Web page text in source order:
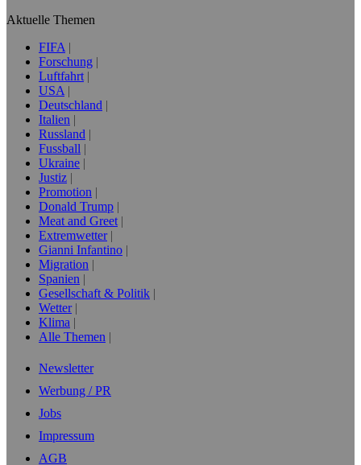
Aktuelle Themen
FIFA
Forschung
Luftfahrt
USA
Deutschland
Italien
Russland
Fussball
Ukraine
Justiz
Promotion
Donald Trump
Meat and Greet
Extremwetter
Gianni Infantino
Migration
Spanien
Gesellschaft & Politik
Wetter
Klima
Alle Themen
Newsletter
Werbung / PR
Jobs
Impressum
AGB